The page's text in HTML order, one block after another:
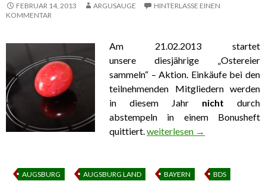
FEBRUAR 14, 2013 ARGUSAUGE
HINTERLASSE EINEN
KOMMENTAR
Am 21.02.2013 startet
unsere diesjährige „Ostereier
sammeln“ – Aktion. Einkäufe bei den
teilnehmenden Mitgliedern werden
in diesem Jahr nicht durch
abstempeln in einem Bonusheft
quittiert.geänderte Osterei-Suche
weiterlesen →
AUGSBURG AUGSBURG LAND BAYERN BDS